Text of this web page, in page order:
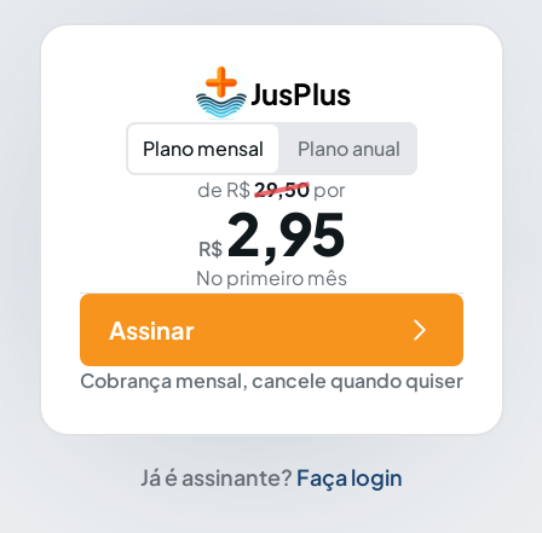
JusPlus
Plano mensal
Plano anual
de R$29,50por
R$ 2,95
No primeiro mês
Cobrança mensal, cancele quando quiser
Assinar
Já é assinante? Faça login